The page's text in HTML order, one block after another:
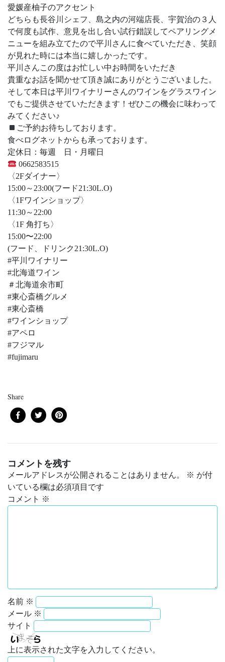
愛媛産柚子のアクセント
どちらも長谷川シェフ、島之内の河端店長、宇賀治の３人
で何度も試作、意見を出し合い試行錯誤してペアリングメ
ニューを組み立てたので平川さんに食べていただき、笑顔
が見れた時には本当に嬉しかったです。
平川さんこの度はお忙しい中お時間をいただき
貴重なお話を聞かせて頂き誠にありがとうございました。
そして本日は平川ワイナリーさんのワインをグラスワイン
でもご提供させていただきます！ぜひこの機会に味わって
みてください♪
ご予約お待ちしております。
食べログネットからも承っております。
定休日：毎週 日・月曜日
0662583515
〈2Fダイナー〉
15:00～23:00(フード21:30L.O)
〈1Fワインショップ〉
11:30～22:00
〈1F 角打ち〉
15:00〜22:00
(フード、ドリンク21:30L.O)
#平川ワイナリー
#北海道ワイン
＃北海道余市町
#東心斎橋グルメ
#東心斎橋
#ワインショップ
#アペロ
#フジマル
#fujimaru
Share
コメントを残す
メールアドレスが公開されることはありません。 ※ が付
いている欄は必須項目です
コメント ※
名前 ※
メール ※
サイト
上に表示された文字を入力してください。